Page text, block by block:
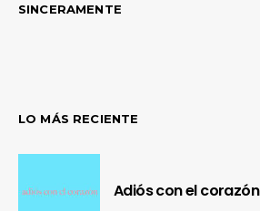
SINCERAMENTE
LO MÁS RECIENTE
Adiós con el corazón